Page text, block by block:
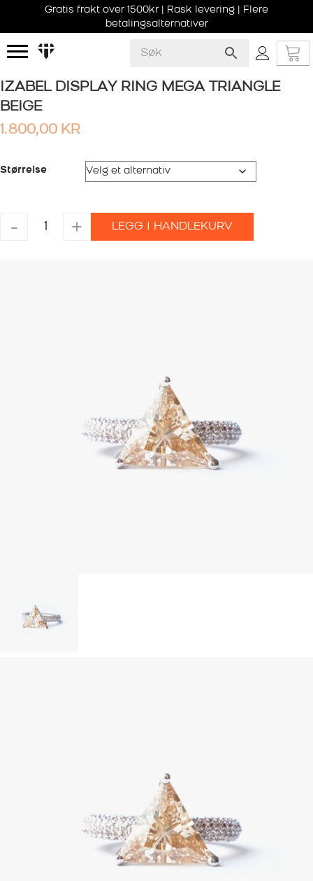
Gratis frakt over 1500kr | Rask levering | Flere
betalingsalternativer
IZABEL DISPLAY RING MEGA TRIANGLE
BEIGE
1.800,00 KR
Størrelse
-
IZABEL
DISPLAY
+ LEGG I HANDLEKURV